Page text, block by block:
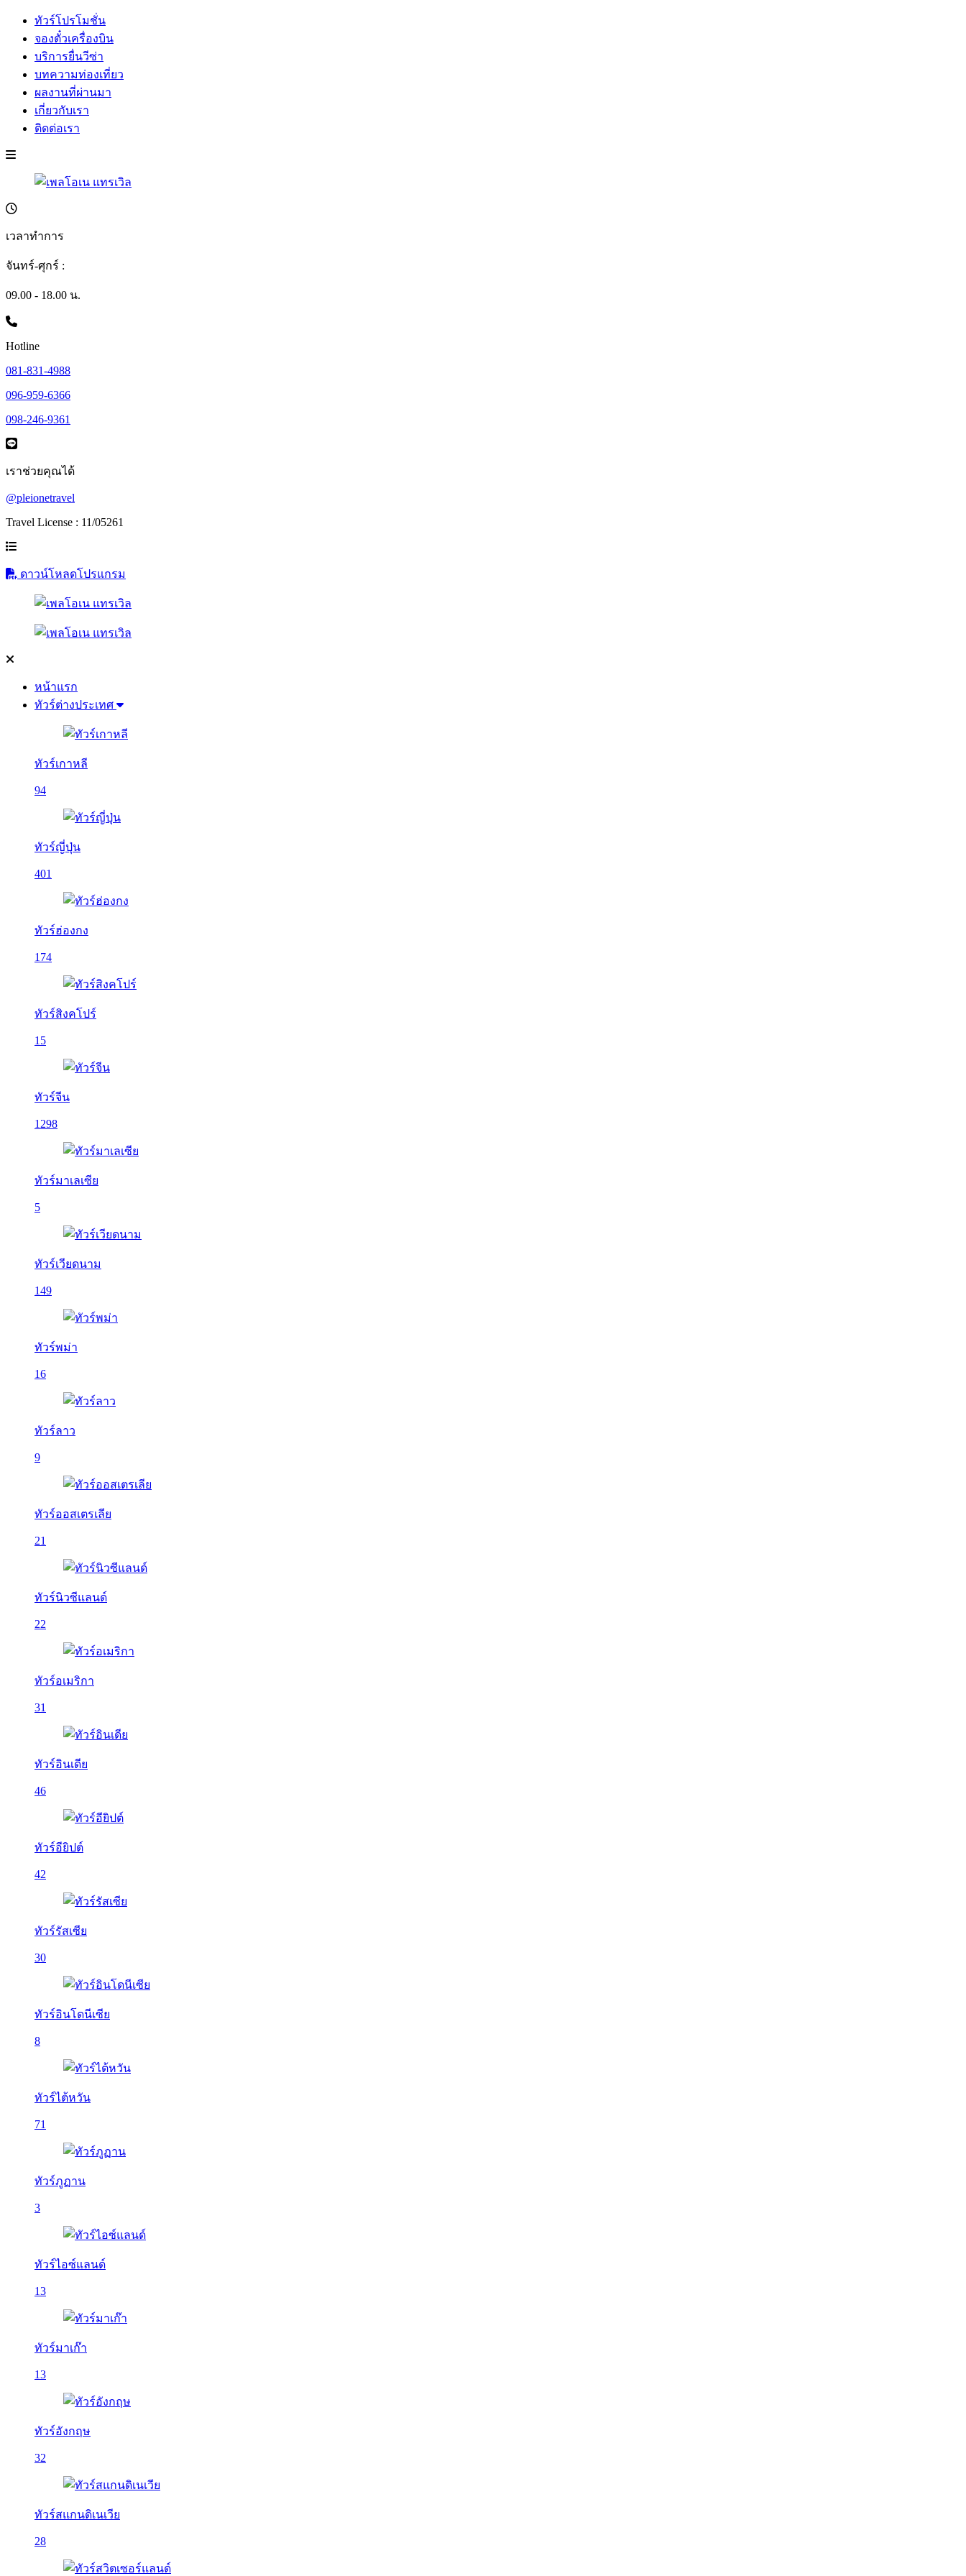
ทัวร์โปรโมชั่น
จองตั๋วเครื่องบิน
บริการยื่นวีซ่า
บทความท่องเที่ยว
ผลงานที่ผ่านมา
เกี่ยวกับเรา
ติดต่อเรา
เวลาทำการ
จันทร์-ศุกร์ :
09.00 - 18.00 น.
Hotline
081-831-4988
096-959-6366
098-246-9361
เราช่วยคุณได้
@pleionetravel
Travel License : 11/05261
ดาวน์โหลดโปรแกรม
หน้าแรก
ทัวร์ต่างประเทศ
ทัวร์เกาหลี
94
ทัวร์ญี่ปุ่น
401
ทัวร์ฮ่องกง
174
ทัวร์สิงคโปร์
15
ทัวร์จีน
1298
ทัวร์มาเลเซีย
5
ทัวร์เวียดนาม
149
ทัวร์พม่า
16
ทัวร์ลาว
9
ทัวร์ออสเตรเลีย
21
ทัวร์นิวซีแลนด์
22
ทัวร์อเมริกา
31
ทัวร์อินเดีย
46
ทัวร์อียิปต์
42
ทัวร์รัสเซีย
30
ทัวร์อินโดนีเซีย
8
ทัวร์ไต้หวัน
71
ทัวร์ภูฏาน
3
ทัวร์ไอซ์แลนด์
13
ทัวร์มาเก๊า
13
ทัวร์อังกฤษ
32
ทัวร์สแกนดิเนเวีย
28